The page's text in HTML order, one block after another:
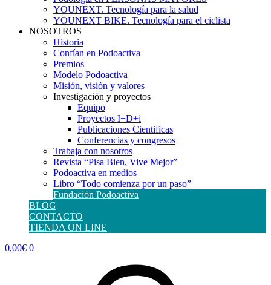
YOUNEXT. Tecnología para la salud
YOUNEXT BIKE. Tecnología para el ciclista
NOSOTROS
Historia
Confían en Podoactiva
Premios
Modelo Podoactiva
Misión, visión y valores
Investigación y proyectos
Equipo
Proyectos I+D+i
Publicaciones Cientificas
Conferencias y congresos
Trabaja con nosotros
Revista “Pisa Bien, Vive Mejor”
Podoactiva en medios
Libro “Todo comienza por un paso”
Fundación Podoactiva
BLOG
CONTACTO
TIENDA ON LINE
0,00€ 0